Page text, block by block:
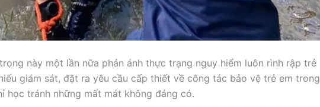
này một lần nữa phản ánh thực trạng nguy hiểm luôn rình rập trẻ
giám sát, đặt ra yêu cầu cấp thiết về công tác bảo vệ trẻ em trong
học tránh những mất mát không đáng có.